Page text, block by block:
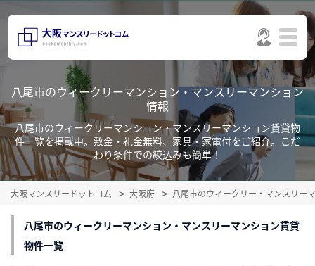
八尾市のウィークリーマンション・マンスリーマンション
情報
八尾市のウィークリーマンション・マンスリーマンション賃貸物
件一覧を掲載中。敷金・礼金無料、家具・家電付をご紹介。こだ
わり条件での絞込みも簡単！
大阪マンスリードットコム 大阪府 八尾市のウィークリー・マンスリー
八尾市のウィークリーマンション・マンスリーマンション賃貸
物件一覧